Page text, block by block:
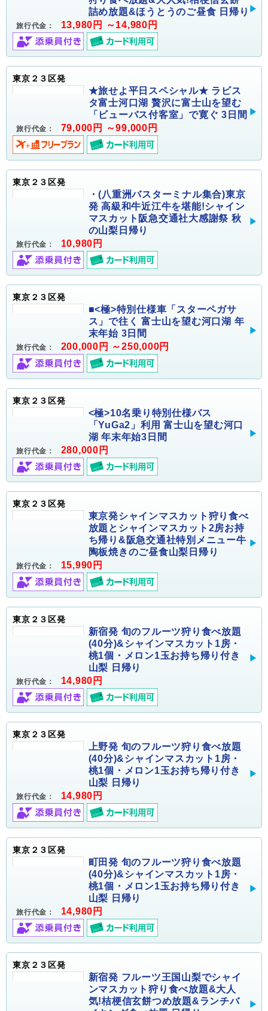
詰め放題&ほうとうのご昼食 日帰り
旅行代金： 13,980円 ～14,980円
東京２３区発
★旅せよ平日スペシャル★ ラビス
タ富士河口湖 贅沢に富士山を望む
「ビューバス付客室」で寛ぐ 3日間
旅行代金： 79,000円 ～99,000円
東京２３区発
・(八重洲バスターミナル集合)東京
発 高級和牛近江牛を堪能!シャイン
マスカット阪急交通社大感謝祭 秋
の山梨日帰り
旅行代金： 10,980円
東京２３区発
■<極>特別仕様車「スターペガサ
ス」で往く 富士山を望む河口湖 年
末年始 3日間
旅行代金： 200,000円 ～250,000円
東京２３区発
<極>10名乗り特別仕様バス
「YuGa2」利用 富士山を望む河口
湖 年末年始3日間
旅行代金： 280,000円
東京２３区発
東京発シャインマスカット狩り食べ
放題とシャインマスカット2房お持
ち帰り&阪急交通社特別メニュー牛
陶板焼きのご昼食山梨日帰り
旅行代金： 15,990円
東京２３区発
新宿発 旬のフルーツ狩り食べ放題
(40分)&シャインマスカット1房・
桃1個・メロン1玉お持ち帰り付き
山梨 日帰り
旅行代金： 14,980円
東京２３区発
上野発 旬のフルーツ狩り食べ放題
(40分)&シャインマスカット1房・
桃1個・メロン1玉お持ち帰り付き
山梨 日帰り
旅行代金： 14,980円
東京２３区発
町田発 旬のフルーツ狩り食べ放題
(40分)&シャインマスカット1房・
桃1個・メロン1玉お持ち帰り付き
山梨 日帰り
旅行代金： 14,980円
東京２３区発
新宿発 フルーツ王国山梨でシャイ
ンマスカット狩り食べ放題&大人
気!桔梗信玄餅つめ放題&ランチバ